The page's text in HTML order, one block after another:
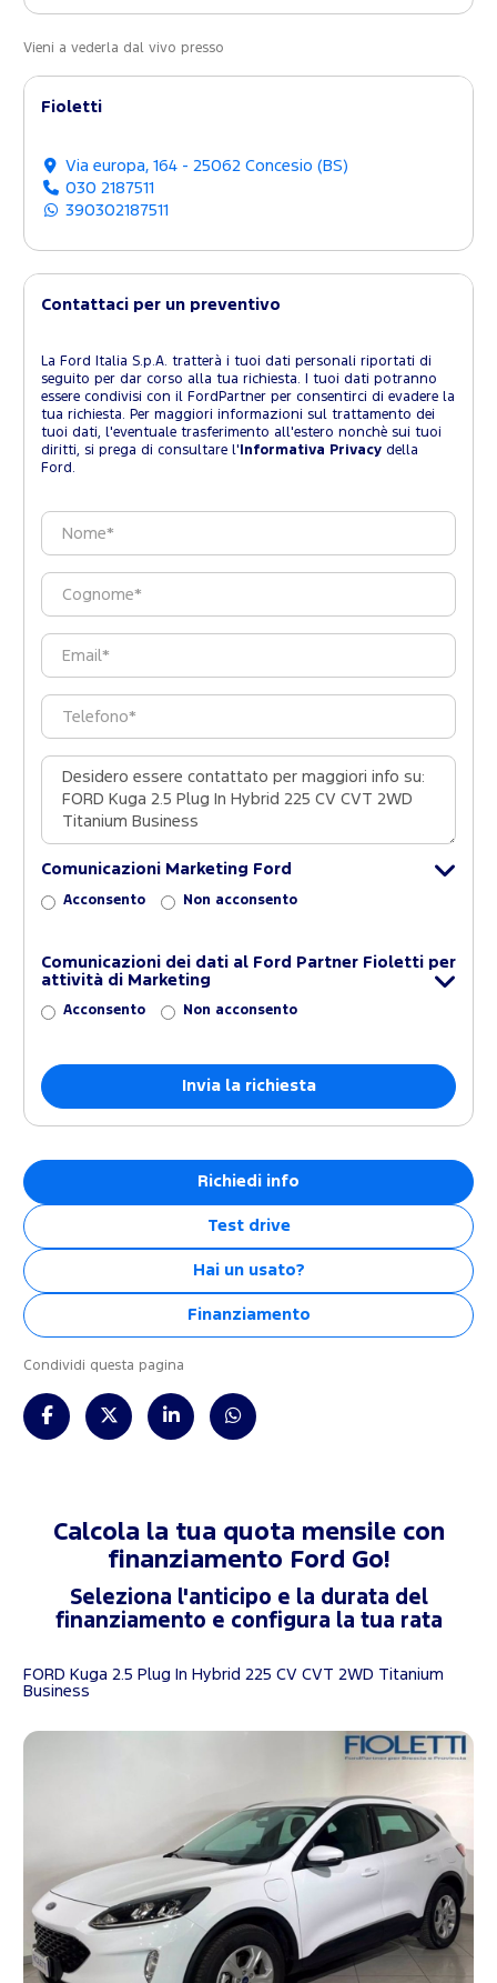
Vieni a vederla dal vivo presso
Fioletti
Via europa, 164 - 25062 Concesio (BS)
030 2187511
390302187511
Contattaci per un preventivo
La Ford Italia S.p.A. tratterà i tuoi dati personali riportati di
seguito per dar corso alla tua richiesta. I tuoi dati potranno
essere condivisi con il FordPartner per consentirci di evadere la
tua richiesta. Per maggiori informazioni sul trattamento dei
tuoi dati, l'eventuale trasferimento all'estero nonchè sui tuoi
diritti, si prega di consultare l' Informativa Privacy della
Ford.
Comunicazioni Marketing Ford
Acconsento Non acconsento
Comunicazioni dei dati al Ford Partner Fioletti per
attività di Marketing
Acconsento Non acconsento
Richiedi info
Test drive
Hai un usato?
Finanziamento
Condividi questa pagina
Calcola la tua quota mensile con
finanziamento Ford Go!
Seleziona l'anticipo e la durata del
finanziamento e configura la tua rata
FORD Kuga 2.5 Plug In Hybrid 225 CV CVT 2WD Titanium
Business